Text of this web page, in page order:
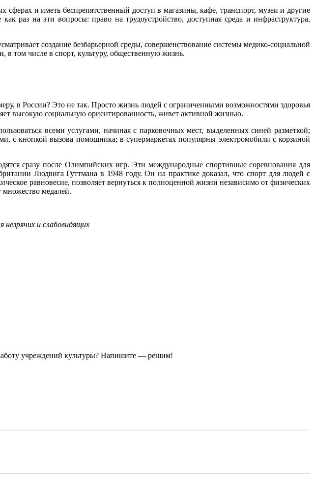
и иметь беспрепятственный доступ в магазины, кафе, транспорт, музеи и другие
раз на эти вопросы: право на трудоустройство, доступная среда и инфраструктура,
создание безбарьерной среды, совершенствование системы медико-социальной
в том числе в спорт, культуру, общественную жизнь.
в России? Это не так. Просто жизнь людей с ограниченными возможностями здоровья
высокую социальную ориентированность, живет активной жизнью.
всеми услугами, начиная с парковочных мест, выделенных синей разметкой;
с кнопкой вызова помощника; в супермаркетах популярны электромобили с корзиной
сразу после Олимпийских игр. Эти международные спортивные соревнования для
Людвига Гуттмана в 1948 году. Он на практике доказал, что спорт для людей с
равновесие, позволяет вернуться к полноценной жизни независимо от физических
множество медалей.
и слабовидящих
учреждений культуры? Напишите — решим!